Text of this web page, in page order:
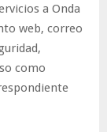
a Onda
web, correo
como